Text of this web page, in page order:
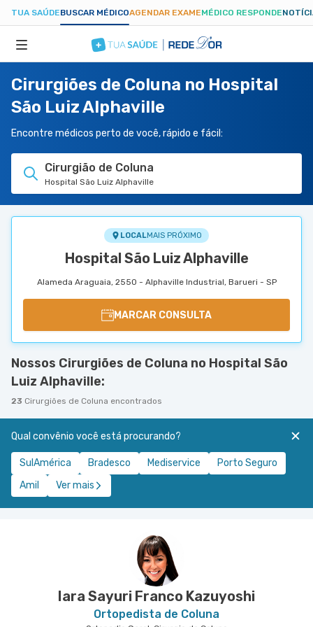
TUA SAÚDEBUSCAR MÉDICOAGENDAR EXAMEMÉDICO RESPONDE
ESPECIALIDADES
HOSPITAIS
TUASAUDE.COM
Cirurgiões de Coluna no Hospital
São Luiz Alphaville
Encontre médicos perto de você, rápido e fácil:
Cirurgião de Coluna
Hospital São Luiz Alphaville
LOCALMAIS PRÓXIMO
Hospital São Luiz Alphaville
Alameda Araguaia, 2550 - Alphaville Industrial, Barueri - SP
MARCAR CONSULTA
Nossos Cirurgiões de Coluna no Hospital São
Luiz Alphaville:
23 Cirurgiões de Coluna encontrados
Qual convênio você está procurando?
SulAmérica Bradesco Mediservice
Porto Seguro
Amil
Ver mais
Iara Sayuri Franco Kazuyoshi
Ortopedista de Coluna